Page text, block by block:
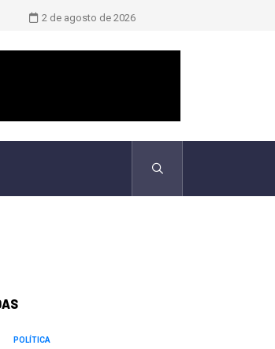
Novo boletim indica El Niño ‘muito
2 de agosto de 2026
POLÍTICA